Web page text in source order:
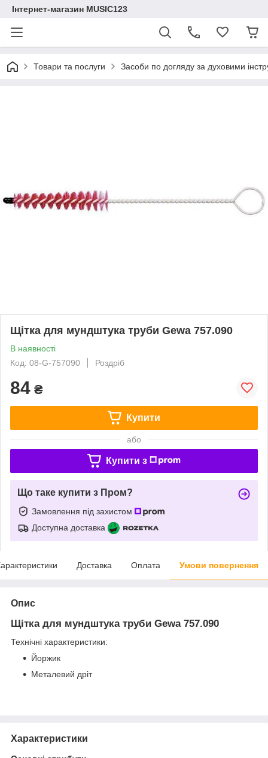
Інтернет-магазин MUSIC123
Товари та послуги Засоби по догляду за духовими
Щітка для мундштука труби Gewa 757.090
В наявності
Код: 08-G-757090
Роздріб
84 ₴
Купити
або
Купити з
Що таке купити з Пром?
Замовлення під захистом
Доступна доставка
Доставка Оплата Умови повернення
Опис
Щітка для мундштука труби Gewa 757.090
Технічні характеристики:
Йоржик
Металевий дріт
Характеристики